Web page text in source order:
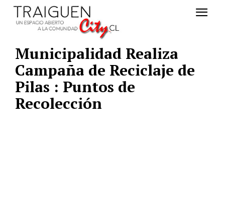
Municipalidad Realiza
Campaña de Reciclaje de
Pilas : Puntos de
Recolección